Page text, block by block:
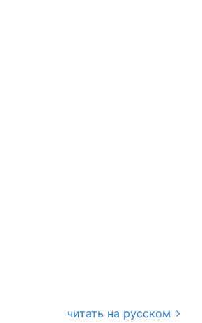
читать на русском